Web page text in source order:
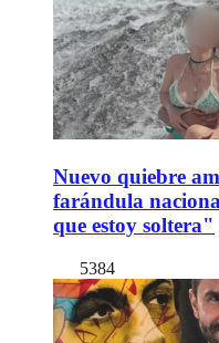
Nuevo quiebre
farándula
que estoy soltera"
5384